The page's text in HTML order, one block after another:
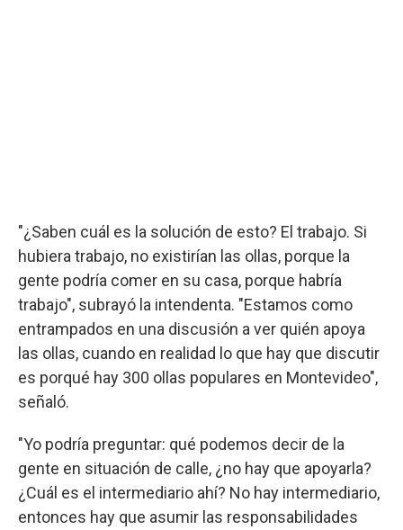
"¿Saben cuál es la solución de esto? El trabajo. Si
hubiera trabajo, no existirían las ollas, porque la
gente podría comer en su casa, porque habría
trabajo", subrayó la intendenta. "Estamos como
entrampados en una discusión a ver quién apoya
las ollas, cuando en realidad lo que hay que discutir
es porqué hay 300 ollas populares en Montevideo",
señaló.
"Yo podría preguntar: qué podemos decir de la
gente en situación de calle, ¿no hay que apoyarla?
¿Cuál es el intermediario ahí? No hay intermediario,
entonces hay que asumir las responsabilidades